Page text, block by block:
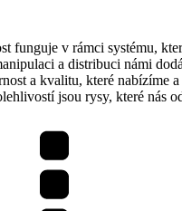
funguje v rámci systému,
a distribuci námi
a kvalitu, které nabízíme
jsou rysy, které nás